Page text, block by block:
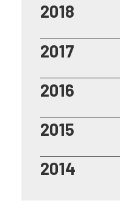
2018
2017
2016
2015
2014